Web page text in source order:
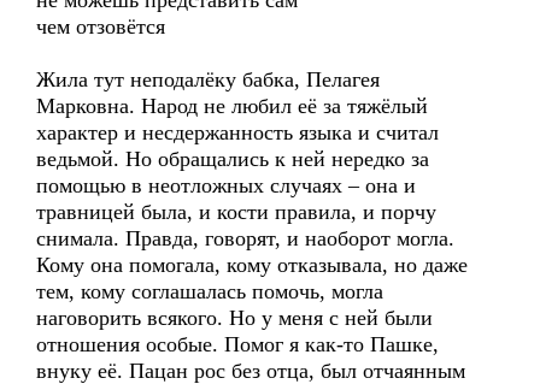
чем отзовётся
Жила тут неподалёку бабка, Пелагея
Марковна. Народ не любил её за тяжёлый
характер и несдержанность языка и считал
ведьмой. Но обращались к ней нередко за
помощью в неотложных случаях – она и
травницей была, и кости правила, и порчу
снимала. Правда, говорят, и наоборот могла.
Кому она помогала, кому отказывала, но даже
тем, кому соглашалась помочь, могла
наговорить всякого. Но у меня с ней были
отношения особые. Помог я как-то Пашке,
внуку её. Пацан рос без отца, был отчаянным